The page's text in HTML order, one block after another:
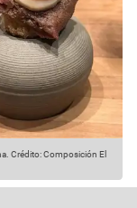
Crédito: Composición El